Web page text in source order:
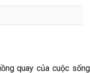
quay của cuộc sống